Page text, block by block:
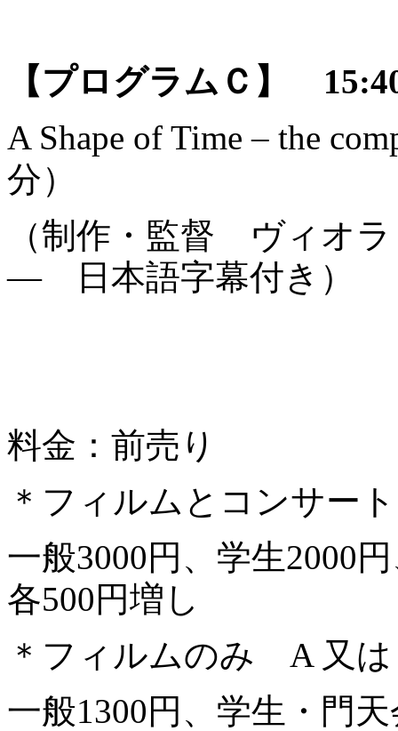
【プログラムＣ】
A Shape of Time – the
分）
（制作・監督 ヴィオ
― 日本語字幕付き）
料金：前売り
＊フィルムとコンサー
一般3000円、学生2000
各500円増し
＊フィルムのみ A 又は
一般1300円、学生・門